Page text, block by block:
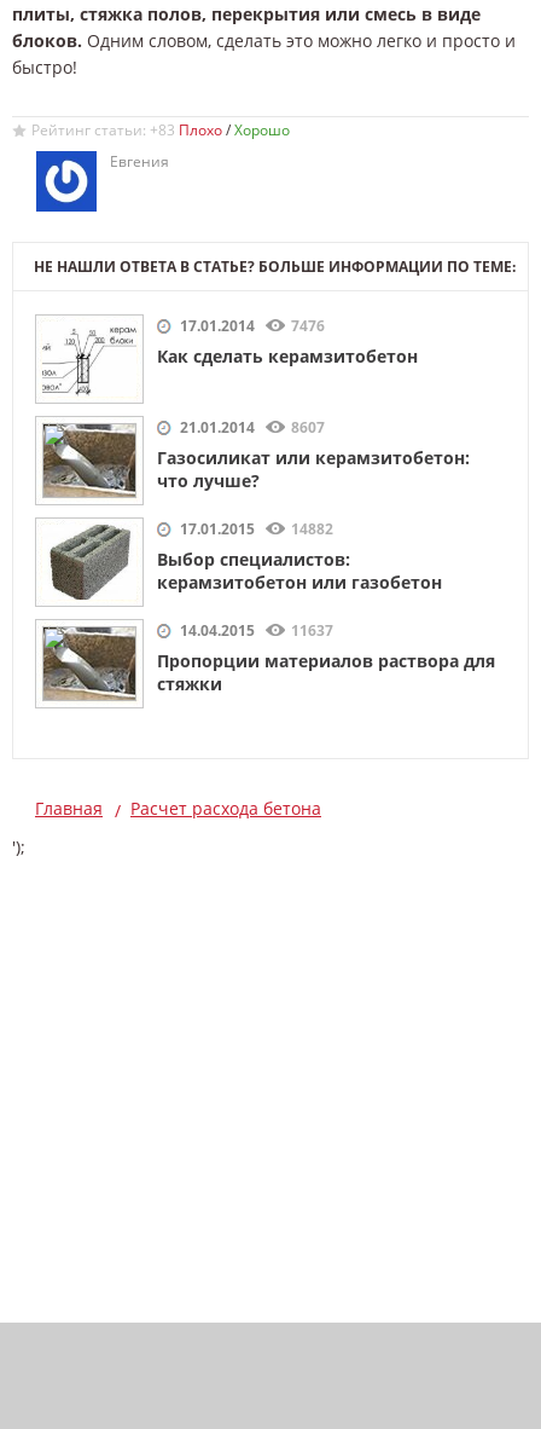
плиты, стяжка полов, перекрытия или смесь в виде
блоков. Одним словом, сделать это можно легко и просто и
быстро!
Рейтинг статьи: +83
/
Евгения
НЕ НАШЛИ ОТВЕТА В СТАТЬЕ? БОЛЬШЕ ИНФОРМАЦИИ ПО ТЕМЕ:
17.01.2014 7476
Как сделать керамзитобетон
21.01.2014 8607
Газосиликат или керамзитобетон:
что лучше?
17.01.2015 14882
Выбор специалистов:
керамзитобетон или газобетон
14.04.2015 11637
Пропорции материалов раствора для
стяжки
Главная
Расчет расхода бетона
');